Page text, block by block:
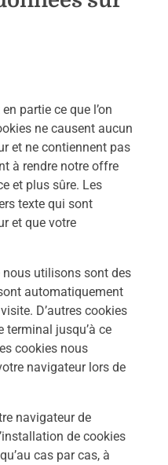
partie ce que l’on
ne causent aucun
et ne contiennent pas
à rendre notre offre
et plus sûre. Les
texte qui sont
et que votre
utilisons sont des
automatiquement
D’autres cookies
terminal jusqu’à ce
cookies nous
navigateur lors de
navigateur de
de cookies
cas par cas, à